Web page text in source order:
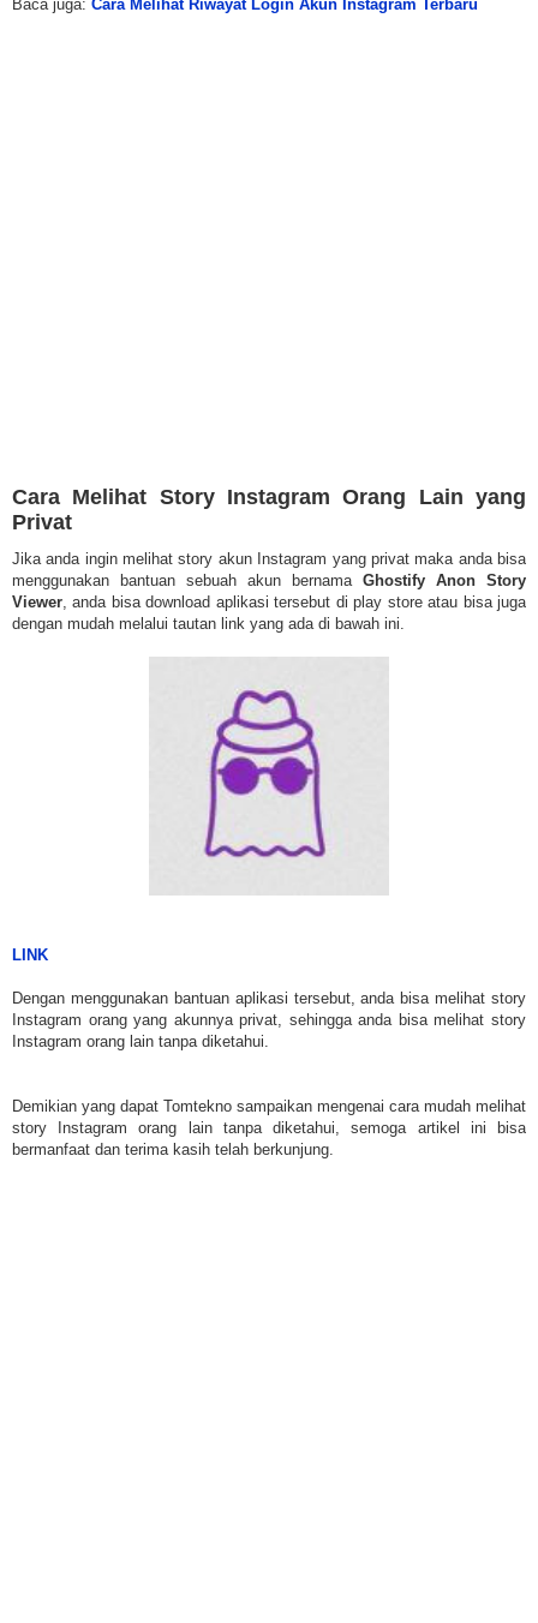
Baca juga: Cara Melihat Riwayat Login Akun Instagram Terbaru
Cara Melihat Story Instagram Orang Lain yang
Privat
Jika anda ingin melihat story akun Instagram yang privat maka anda bisa
menggunakan bantuan sebuah akun bernama Ghostify Anon Story
Viewer, anda bisa download aplikasi tersebut di play store atau bisa juga
dengan mudah melalui tautan link yang ada di bawah ini.
LINK
Dengan menggunakan bantuan aplikasi tersebut, anda bisa melihat story
Instagram orang yang akunnya privat, sehingga anda bisa melihat story
Instagram orang lain tanpa diketahui.
Demikian yang dapat Tomtekno sampaikan mengenai cara mudah melihat
story Instagram orang lain tanpa diketahui, semoga artikel ini bisa
bermanfaat dan terima kasih telah berkunjung.